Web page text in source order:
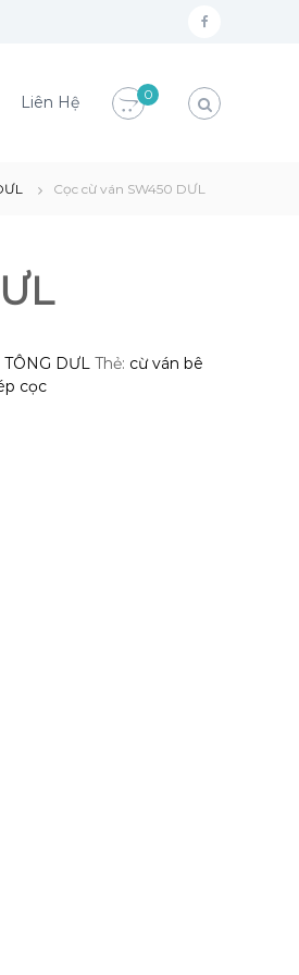
f
c
e
Liên Hệ 0
Cọc cừ ván SW450 DƯL
TÔNG DƯL Thẻ: cừ ván bê
cọc